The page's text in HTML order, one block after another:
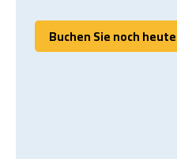
Buchen Sie noch heute
Buchen Sie noch heute